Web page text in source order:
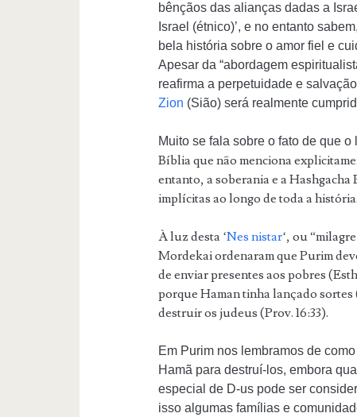
bênçãos das alianças dadas a
Israel (étnico)’, e no entanto
bela história sobre o amor fiel e
Apesar da “abordagem
reafirma a perpetuidade e
Zion (Sião) será realmente
Bíblia que não menciona
entanto, a soberania e a
implícitas ao longo de toda a história.
À luz desta ‘Nes nistar‘, ou
Mordekai ordenaram que Purim
de enviar presentes aos pobres
porque Haman tinha lançado
destruir os judeus (Prov. 16:33).
Em Purim nos lembramos de
Hamã para destruí-los, embora
especial de D-us pode ser
isso algumas famílias e